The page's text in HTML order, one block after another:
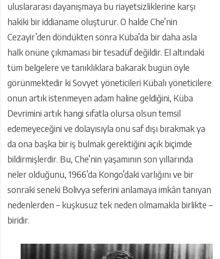
uluslararası dayanışmaya bu riayetsizliklerine karşı
hakiki bir iddianame oluşturur. O halde Che’nin
Cezayir’den döndükten sonra Küba’da bir daha asla
halk önüne çıkmaması bir tesadüf değildir. El altındaki
tüm belgelere ve tanıklıklara bakarak bugün öyle
görünmektedir ki Sovyet yöneticileri Kübalı yöneticilere
onun artık istenmeyen adam haline geldiğini, Küba
Devrimini artık hangi sıfatla olursa olsun temsil
edemeyeceğini ve dolayısıyla onu saf dışı bırakmak ya
da ona başka bir iş bulmak gerektiğini açık biçimde
bildirmişlerdir. Bu, Che’nin yaşamının son yıllarında
neler olduğunu, 1966’da Kongo’daki varlığını ve bir
sonraki seneki Bolivya seferini anlamaya imkân tanıyan
nedenlerden – kuşkusuz tek neden olmamakla birlikte –
biridir.